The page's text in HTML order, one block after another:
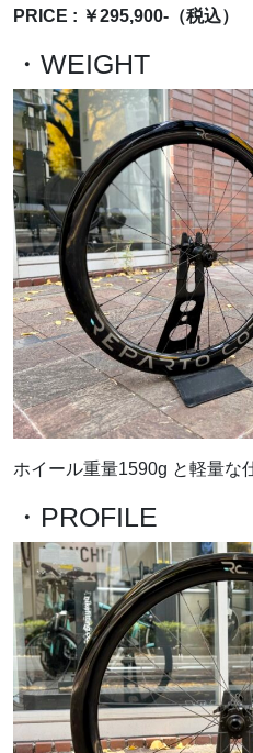
PRICE : ￥295,900-（税込）
・WEIGHT
ホイール重量1590g と軽量な
・PROFILE